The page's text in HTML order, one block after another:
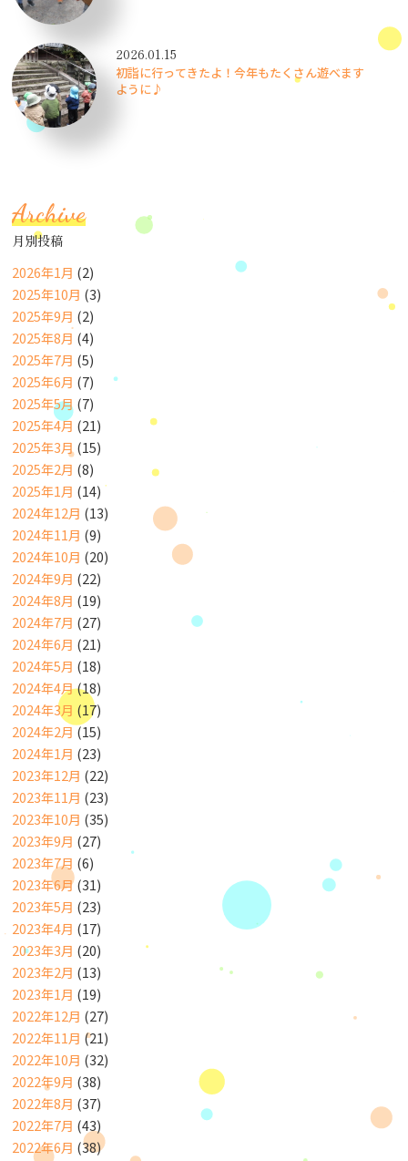
2026.01.15
初詣に行ってきたよ！今年もたくさん遊べます
ように♪
Archive
月別投稿
2026年1月 (2)
2025年10月 (3)
2025年9月 (2)
2025年8月 (4)
2025年7月 (5)
2025年6月 (7)
2025年5月 (7)
2025年4月 (21)
2025年3月 (15)
2025年2月 (8)
2025年1月 (14)
2024年12月 (13)
2024年11月 (9)
2024年10月 (20)
2024年9月 (22)
2024年8月 (19)
2024年7月 (27)
2024年6月 (21)
2024年5月 (18)
2024年4月(18)
2024年3月 (17)
2024年2月(15)
2024年1月 (23)
2023年12月 (22)
2023年11月 (23)
2023年10月 (35)
2023年9月 (27)
2023年7月 (6)
2023年6月(31)
2023年5月 (23)
2023年4月 (17)
2023年3月 (20)
2023年2月 (13)
2023年1月 (19)
2022年12月 (27)
2022年11月 (21)
2022年10月 (32)
2022年9月 (38)
2022年8月 (37)
2022年7月 (43)
2022年6月 (38)